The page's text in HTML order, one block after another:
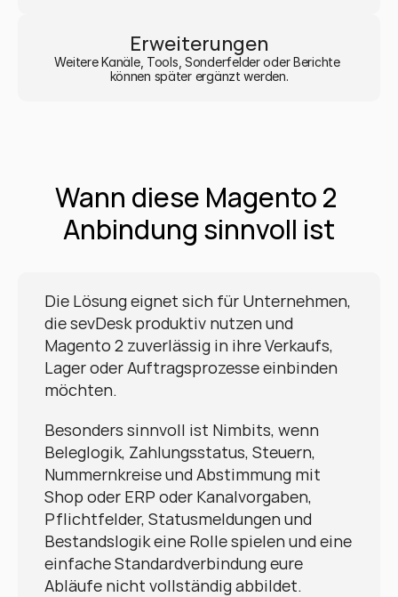
Erweiterungen
Weitere Kanäle, Tools, Sonderfelder oder Berichte
können später ergänzt werden.
Wann diese Magento 2
Anbindung sinnvoll ist
Die Lösung eignet sich für Unternehmen,
die sevDesk produktiv nutzen und
Magento 2 zuverlässig in ihre Verkaufs,
Lager oder Auftragsprozesse einbinden
möchten.
Besonders sinnvoll ist Nimbits, wenn
Beleglogik, Zahlungsstatus, Steuern,
Nummernkreise und Abstimmung mit
Shop oder ERP oder Kanalvorgaben,
Pflichtfelder, Statusmeldungen und
Bestandslogik eine Rolle spielen und eine
einfache Standardverbindung eure
Abläufe nicht vollständig abbildet.